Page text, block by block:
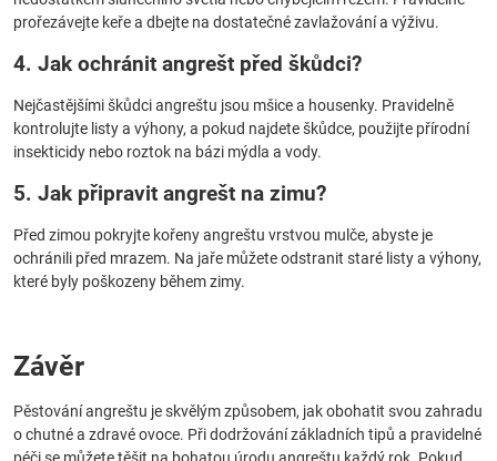
prořezávejte keře a dbejte na dostatečné zavlažování a výživu.
4. Jak ochránit angrešt před škůdci?
Nejčastějšími škůdci angreštu jsou mšice a housenky. Pravidelně
kontrolujte listy a výhony, a pokud najdete škůdce, použijte přírodní
insekticidy nebo roztok na bázi mýdla a vody.
5. Jak připravit angrešt na zimu?
Před zimou pokryjte kořeny angreštu vrstvou mulče, abyste je
ochránili před mrazem. Na jaře můžete odstranit staré listy a výhony,
které byly poškozeny během zimy.
Závěr
Pěstování angreštu je skvělým způsobem, jak obohatit svou zahradu
o chutné a zdravé ovoce. Při dodržování základních tipů a pravidelné